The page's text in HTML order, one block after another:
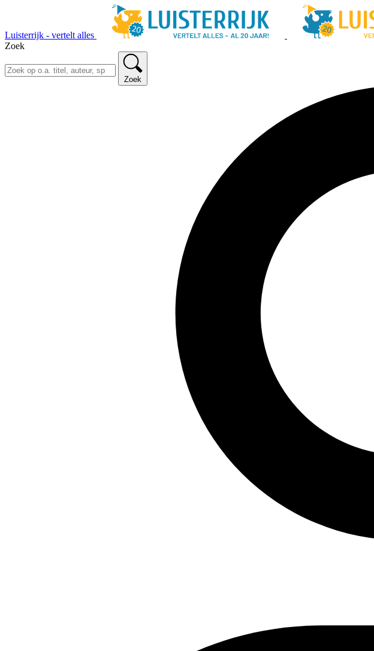
Luisterrijk - vertelt alles
Zoek
Zoek